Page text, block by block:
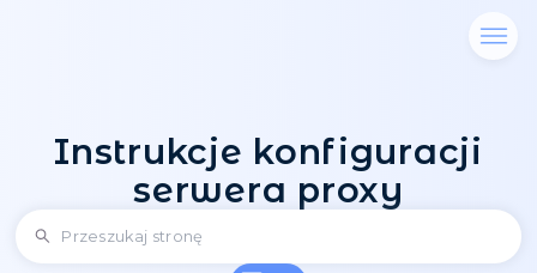
Instrukcje
serwera proxy